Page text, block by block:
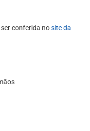
conferida nosite da